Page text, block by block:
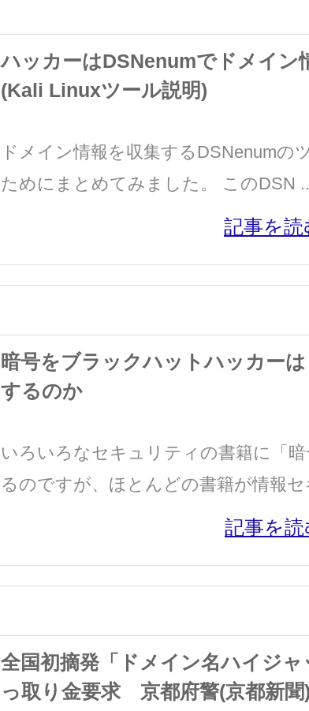
ハッカーはDSNenumでドメイン
(Kali Linuxツール説明)
ドメイン情報を収集するDSNenumの
ためにまとめてみました。 このDSN
記事を読
暗号をブラックハットハッカー
するのか
いろいろなセキュリティの書籍に「
るのですが、ほとんどの書籍が情報セ
記事を読
全国初摘発「ドメイン名ハイジ
っ取り金要求 京都府警(京都新聞